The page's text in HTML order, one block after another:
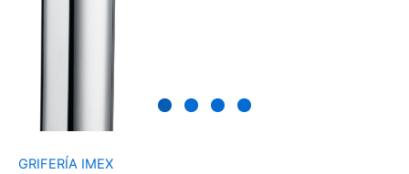
GRIFERÍA IMEX